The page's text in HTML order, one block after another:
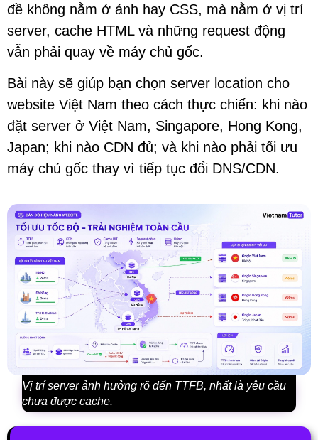
đề không nằm ở ảnh hay CSS, mà nằm ở vị trí
server, cache HTML và những request động
vẫn phải quay về máy chủ gốc.
Bài này sẽ giúp bạn chọn server location cho
website Việt Nam theo cách thực chiến: khi nào
đặt server ở Việt Nam, Singapore, Hong Kong,
Japan; khi nào CDN đủ; và khi nào phải tối ưu
máy chủ gốc thay vì tiếp tục đổi DNS/CDN.
Vị trí server ảnh hưởng rõ đến TTFB, nhất là yêu cầu
chưa được cache.